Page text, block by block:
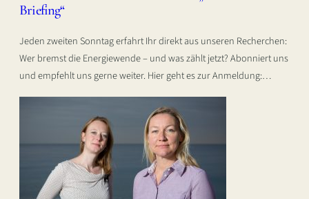
Briefing“
Jeden zweiten Sonntag erfahrt Ihr direkt aus unseren Recherchen:
Wer bremst die Energiewende – und was zählt jetzt? Abonniert uns
und empfehlt uns gerne weiter. Hier geht es zur Anmeldung:…